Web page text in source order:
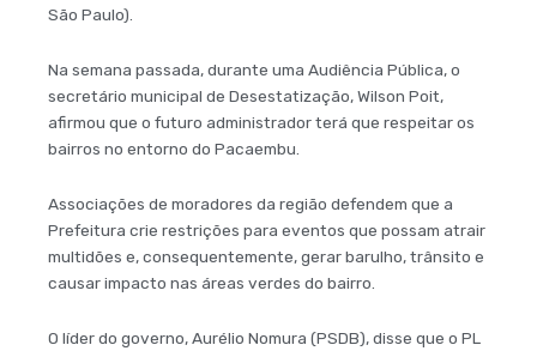
São Paulo).
Na semana passada, durante uma Audiência Pública, o
secretário municipal de Desestatização, Wilson Poit,
afirmou que o futuro administrador terá que respeitar os
bairros no entorno do Pacaembu.
Associações de moradores da região defendem que a
Prefeitura crie restrições para eventos que possam atrair
multidões e, consequentemente, gerar barulho, trânsito e
causar impacto nas áreas verdes do bairro.
O líder do governo, Aurélio Nomura (PSDB), disse que o PL